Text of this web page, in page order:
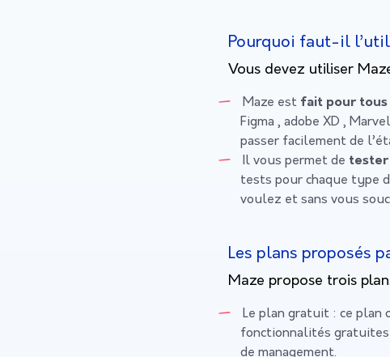
Pourquoi faut-il
Vous devez utiliser
Maze est fait pour
Figma , adobe XD ,
passer facilement de
Il vous permet de tester
tests pour chaque type
voulez et sans vous
Les plans proposés
Maze propose trois
Le plan gratuit : ce plan
fonctionnalités
de management.